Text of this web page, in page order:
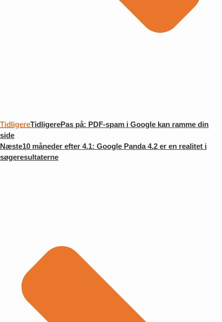
TidligereTidligerePas på: PDF-spam i Google kan ramme din
side
Næste10 måneder efter 4.1: Google Panda 4.2 er en realitet i
søgeresultaterne